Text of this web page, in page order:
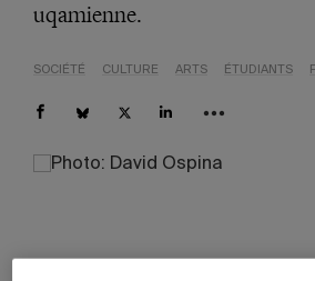
uqamienne.
SOCIÉTÉ CULTURE ARTS ÉTUDIANTS